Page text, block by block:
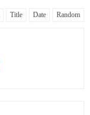
Title Date Random